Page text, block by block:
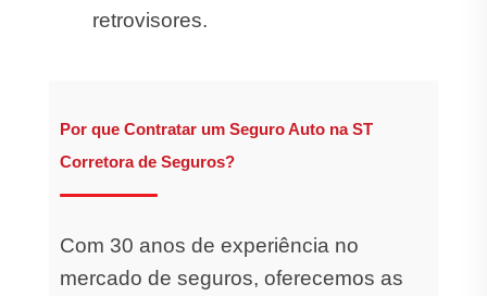
retrovisores.
Por que Contratar um Seguro Auto na ST
Corretora de Seguros?
Com 30 anos de experiência no
mercado de seguros, oferecemos as